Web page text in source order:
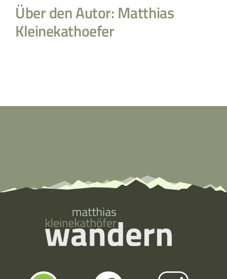
Über den Autor:Matthias
Kleinekathoefer